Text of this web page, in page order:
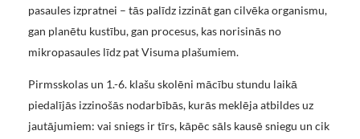
pasaules izpratnei – tās palīdz izzināt gan cilvēka organismu,
gan planētu kustību, gan procesus, kas norisinās no
mikropasaules līdz pat Visuma plašumiem.
Pirmsskolas un 1.-6. klašu skolēni mācību stundu laikā
piedalījās izzinošās nodarbībās, kurās meklēja atbildes uz
jautājumiem: vai sniegs ir tīrs, kāpēc sāls kausē sniegu un cik